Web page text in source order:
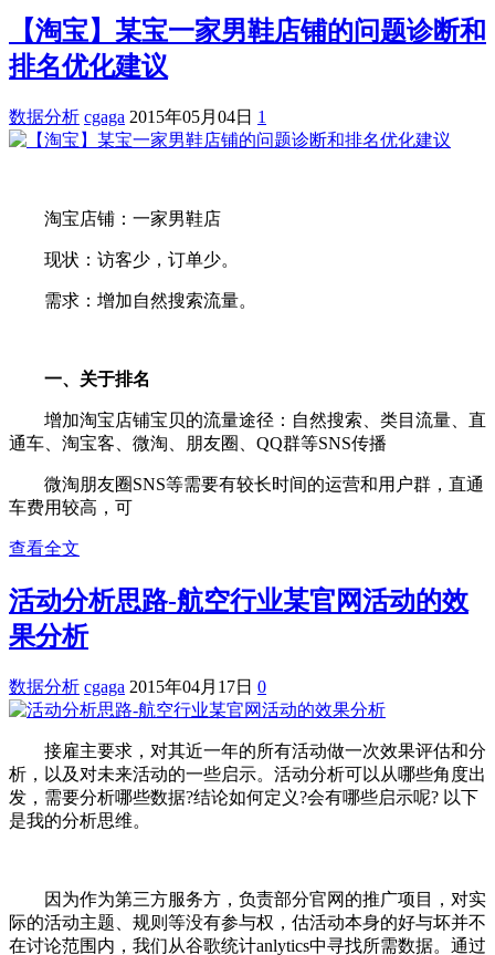
【淘宝】某宝一家男鞋店铺的问题诊断和
排名优化建议
数据分析 cgaga 2015年05月04日 1
淘宝店铺：一家男鞋店
现状：访客少，订单少。
需求：增加自然搜索流量。
一、关于排名
增加淘宝店铺宝贝的流量途径：自然搜索、类目流量、直
通车、淘宝客、微淘、朋友圈、QQ群等SNS传播
微淘朋友圈SNS等需要有较长时间的运营和用户群，直通
车费用较高，可
查看全文
活动分析思路-航空行业某官网活动的效
果分析
数据分析 cgaga 2015年04月17日 0
接雇主要求，对其近一年的所有活动做一次效果评估和分
析，以及对未来活动的一些启示。活动分析可以从哪些角度出
发，需要分析哪些数据?结论如何定义?会有哪些启示呢? 以下
是我的分析思维。
因为作为第三方服务方，负责部分官网的推广项目，对实
际的活动主题、规则等没有参与权，估活动本身的好与坏并不
在讨论范围内，我们从谷歌统计anlytics中寻找所需数据。通过